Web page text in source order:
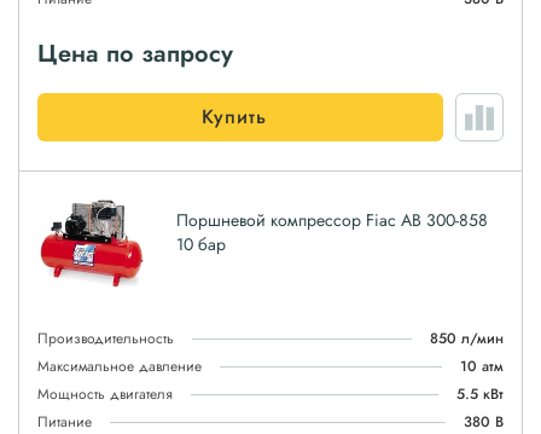
Цена по запросу
Купить
Поршневой компрессор Fiac AB 300-858
10 бар
Производительность
850 л/мин
Максимальное давление
10 атм
Мощность двигателя
5.5 кВт
Питание
380 В